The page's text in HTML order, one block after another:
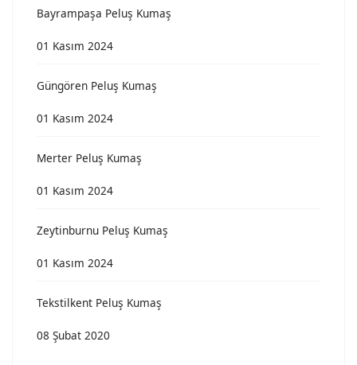
Bayrampaşa Peluş Kumaş
01 Kasım 2024
Güngören Peluş Kumaş
01 Kasım 2024
Merter Peluş Kumaş
01 Kasım 2024
Zeytinburnu Peluş Kumaş
01 Kasım 2024
Tekstilkent Peluş Kumaş
08 Şubat 2020